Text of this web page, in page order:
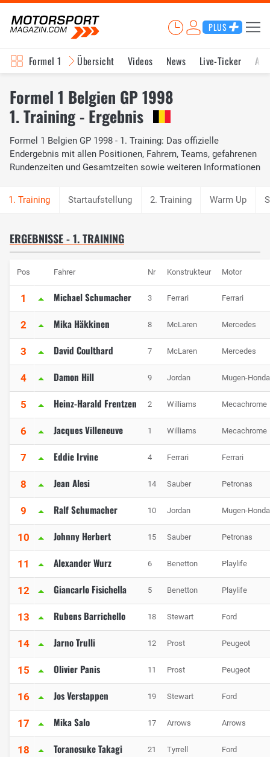
PLUS
Formel 1 Übersicht Videos News Live-Ticker
Formel 1 Belgien GP 1998
1. Training - Ergebnis
Formel 1 Belgien GP 1998 - 1. Training: Das offizielle
Endergebnis mit allen Positionen, Fahrern, Teams, gefahrenen
Rundenzeiten und Gesamtzeiten sowie weiteren Informationen
Startaufstellung 2. Training Warm Up
ERGEBNISSE - 1. TRAINING
Pos Fahrer Nr Konstrukteur Motor
1 Michael Schumacher 3 Ferrari Ferrari
2 Mika Häkkinen 8 McLaren Mercedes
3 David Coulthard 7 McLaren Mercedes
4 Damon Hill 9 Jordan Mugen-Honda
5 Heinz-Harald Frentzen 2 Williams Mecachrome
6 Jacques Villeneuve 1 Williams Mecachrome
7 Eddie Irvine 4 Ferrari Ferrari
8 Jean Alesi 14 Sauber Petronas
9 Ralf Schumacher 10 Jordan Mugen-Honda
10 Johnny Herbert 15 Sauber Petronas
11 Alexander Wurz 6 Benetton Playlife
12 Giancarlo Fisichella 5 Benetton Playlife
13 Rubens Barrichello 18 Stewart Ford
14 Jarno Trulli 12 Prost Peugeot
15 Olivier Panis 11 Prost Peugeot
16 Jos Verstappen 19 Stewart Ford
17 Mika Salo 17 Arrows Arrows
18 Toranosuke Takagi 21 Tyrrell Ford